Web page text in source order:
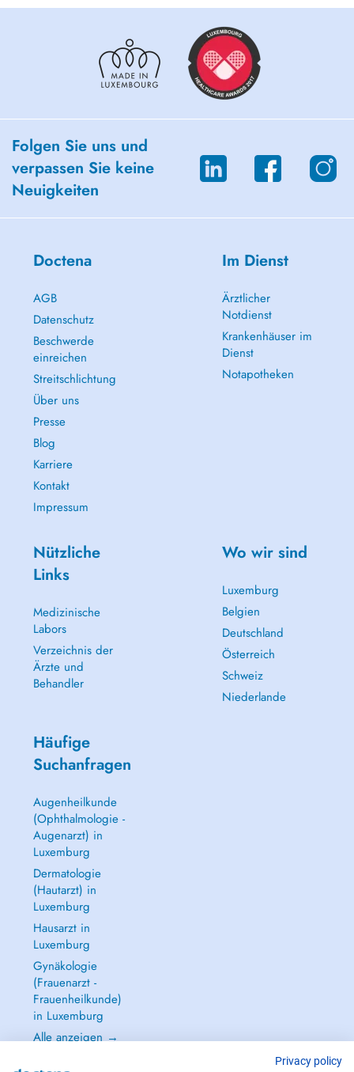
Folgen Sie uns und
verpassen Sie keine
Neuigkeiten
Doctena
AGB
Datenschutz
Beschwerde
einreichen
Streitschlichtung
Über uns
Presse
Blog
Karriere
Kontakt
Impressum
Im Dienst
Ärztlicher
Notdienst
Krankenhäuser im
Dienst
Notapotheken
Nützliche
Links
Medizinische
Labors
Verzeichnis der
Ärzte und
Behandler
Wo wir sind
Luxemburg
Belgien
Deutschland
Österreich
Schweiz
Niederlande
Häufige
Suchanfragen
Augenheilkunde
(Ophthalmologie -
Augenarzt) in
Luxemburg
Dermatologie
(Hautarzt) in
Luxemburg
Hausarzt in
Luxemburg
Gynäkologie
(Frauenarzt -
Frauenheilkunde)
in Luxemburg
Alle anzeigen →
Privacy policy